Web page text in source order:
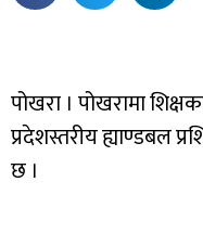
पोखरा । पोखरामा
प्रदेशस्तरीय ह्याण्डबल
छ ।